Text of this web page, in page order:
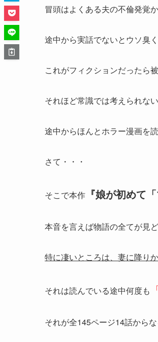
冒頭はよくある夫の不倫発覚
途中から実話でないとウソ臭
これがフィクションだったら
それほど常識では考えられな
途中からほんとホラー漫画を
さて・・・
そこで本作 『娘が初めて
本音を言えば物語の全てが見
特に凄いところは、妻に降り
それは読んでいる途中何度も
それが全145ページ14話から